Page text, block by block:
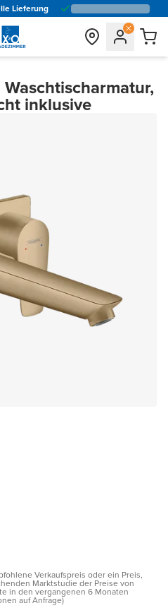
Lieferung
inklusive
Verkaufspreis oder ein Preis,
Marktstudie der Preise von
in den vergangenen 6 Monaten
auf Anfrage)